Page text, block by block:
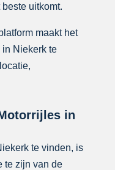
uitkomt.
maakt het
Niekerk te
in
te vinden, is
te zijn van de